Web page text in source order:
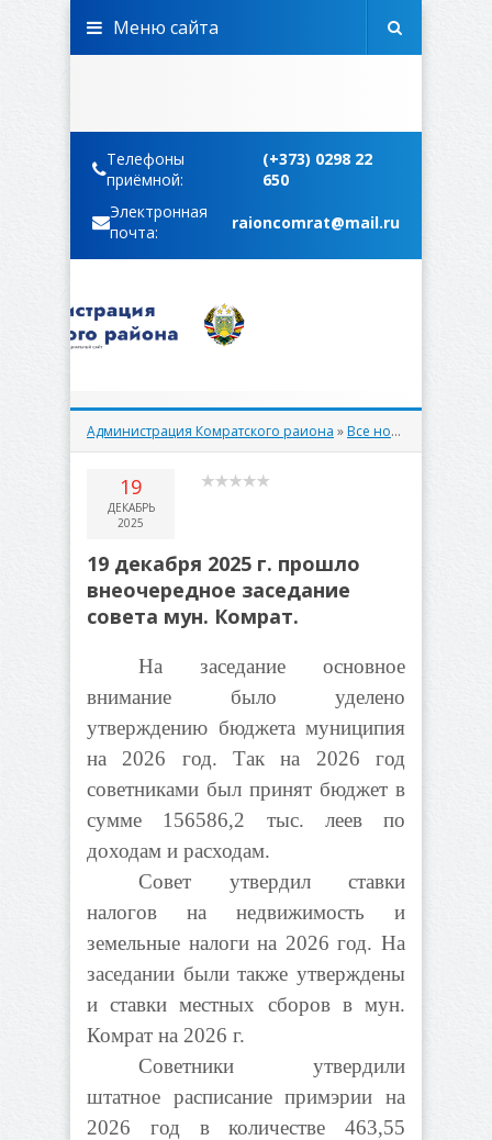
Телефоны
приёмной:
(+373) 0298 22
650
Электронная
почта:
raioncomrat@mail.ru
Меню сайта
Администрация Комратского раиона »Все новости
19
ДЕКАБРЬ
2025
19 декабря 2025 г. прошло
внеочередное заседание
совета мун. Комрат.
На заседание основное
внимание было уделено
утверждению бюджета муниципия
на 2026 год. Так на 2026 год
советниками был принят бюджет в
сумме 156586,2 тыс. леев по
доходам и расходам.
Совет утвердил ставки
налогов на недвижимость и
земельные налоги на 2026 год. На
заседании были также утверждены
и ставки местных сборов в мун.
Комрат на 2026 г.
Советники утвердили
штатное расписание примэрии на
2026 год в количестве 463,55